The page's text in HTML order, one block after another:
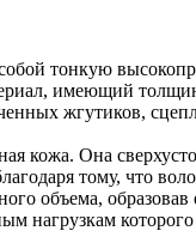
тонкую
имеющий
жгутиков,
кожа. Она
тому, что
объема, образовав
нагрузкам